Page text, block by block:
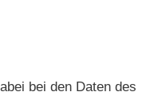
bei den Daten des